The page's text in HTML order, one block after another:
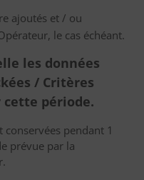
ajoutés et / ou
le cas échéant.
les données
/ Critères
période.
pendant 1
prévue par la